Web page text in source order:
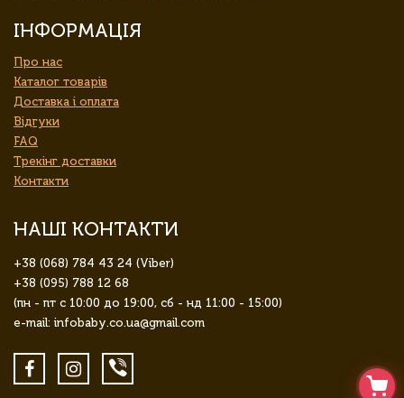
ІНФОРМАЦІЯ
Про нас
Каталог товарів
Доставка і оплата
Відгуки
FAQ
Трекінг доставки
Контакти
НАШІ КОНТАКТИ
+38 (068) 784 43 24 (Viber)
+38 (095) 788 12 68
(пн - пт с 10:00 до 19:00, сб - нд 11:00 - 15:00)
e-mail: infobaby.co.ua@gmail.com